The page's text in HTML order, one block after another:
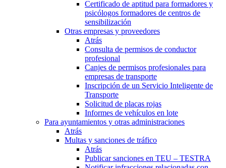
Certificado de aptitud para formadores y
psicólogos formadores de centros de
sensibilización
Otras empresas y proveedores
Atrás
Consulta de permisos de conductor
profesional
Canjes de permisos profesionales para
empresas de transporte
Inscripción de un Servicio Inteligente de
Transporte
Solicitud de placas rojas
Informes de vehículos en lote
Para ayuntamientos y otras administraciones
Atrás
Multas y sanciones de tráfico
Atrás
Publicar sanciones en TEU – TESTRA